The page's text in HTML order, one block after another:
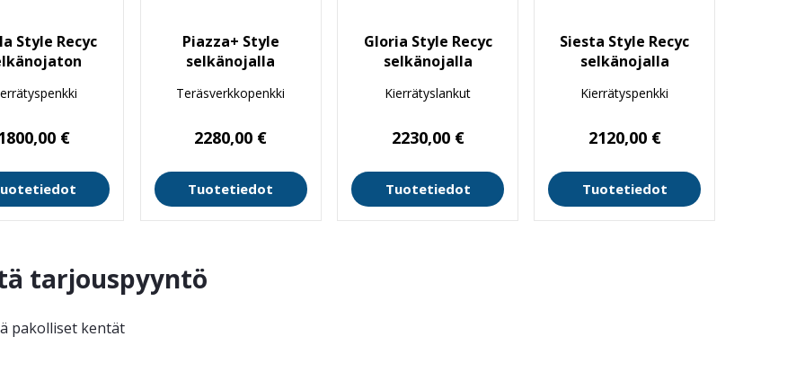
Style Recyc
€
Piazza+ Style
selkänojalla
Teräsverkkopenkki
2280,00 €
Tuotetiedot
Gloria Style Recyc
selkänojalla
Kierrätyslankut
2230,00 €
Tuotetiedot
Siesta Style Recyc
selkänojalla
Kierrätyspenkki
2120,00 €
Tuotetiedot
tarjouspyyntö
pakolliset kentät